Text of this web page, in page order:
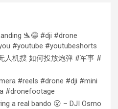
🛬😂 #dji #drone
#youtube #youtubeshorts
人机搜 如何投放炮弹 #军事 #
#reels #drone #dji #mini
#dronefootage
a real bando 😮 – DJI Osmo